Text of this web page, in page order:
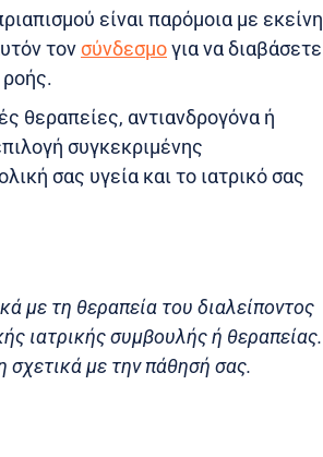
είναι παρόμοια με εκείνη
τονσύνδεσμογια να διαβάσετε
ροής.
θεραπείες, αντιανδρογόνα ή
συγκεκριμένης
σας υγεία και το ιατρικό σας
με τη θεραπεία του διαλείποντος
ιατρικής συμβουλής ή θεραπείας.
σχετικά με την πάθησή σας.